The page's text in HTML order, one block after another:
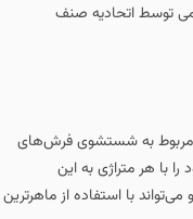
توسط اتحادیه صنف
به شستشوی فرش‌های
با هر متراژی به این
با استفاده از ماهرترین